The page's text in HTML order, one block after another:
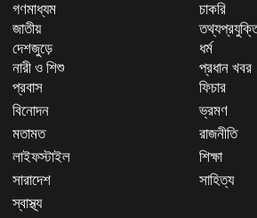
গণমাধ্যম
চাকরি
জাতীয়
দেশজুড়ে
ধর্ম
নারী ও শিশু
প্রধান খবর
প্রবাস
ফিচার
বিনোদন
ভ্রমণ
মতামত
রাজনীতি
লাইফস্টাইল
শিক্ষা
সারাদেশ
সাহিত্য
স্বাস্থ্য